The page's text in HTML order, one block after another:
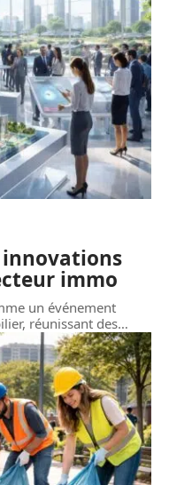
innovations
immo
un événement
réunissant des…